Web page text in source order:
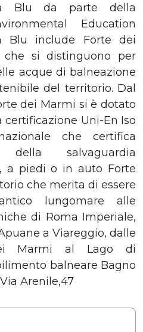
Blu da parte della
Education
Blu include Forte dei
si distinguono per
acque di balneazione
del territorio. Dal
dei Marmi si è dotato
Uni-En Iso
che certifica
della salvaguardia
a piedi o in auto Forte
che merita di essere
lungomare alle
di Roma Imperiale,
a Viareggio, dalle
Marmi al Lago di
balneare Bagno
Arenile,47